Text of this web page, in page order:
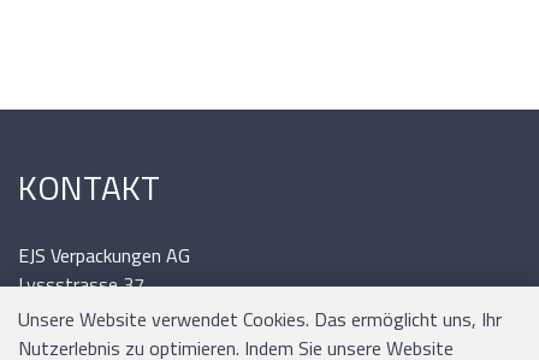
KONTAKT
EJS Verpackungen AG
Lyssstrasse 37
3054 Schüpfen
Tel.: 031 / 879 09 02
Unsere Website verwendet Cookies. Das ermöglicht uns, Ihr
Nutzerlebnis zu optimieren. Indem Sie unsere Website